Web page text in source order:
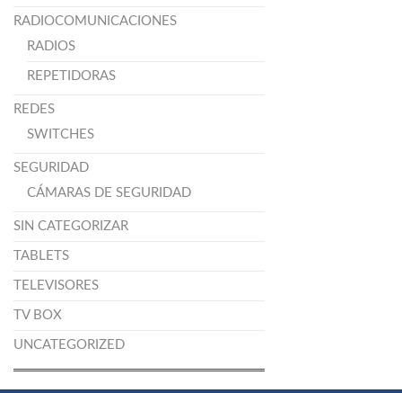
RADIOCOMUNICACIONES
RADIOS
REPETIDORAS
REDES
SWITCHES
SEGURIDAD
CÁMARAS DE SEGURIDAD
SIN CATEGORIZAR
TABLETS
TELEVISORES
TV BOX
UNCATEGORIZED